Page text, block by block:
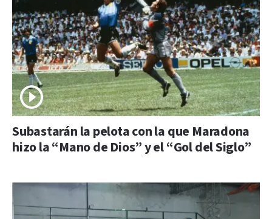
Subastarán la pelota con la que Maradona
hizo la “Mano de Dios” y el “Gol del Siglo”